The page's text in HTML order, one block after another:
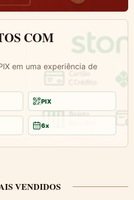
COM
em uma experiência de
PIX
6x
VENDIDOS